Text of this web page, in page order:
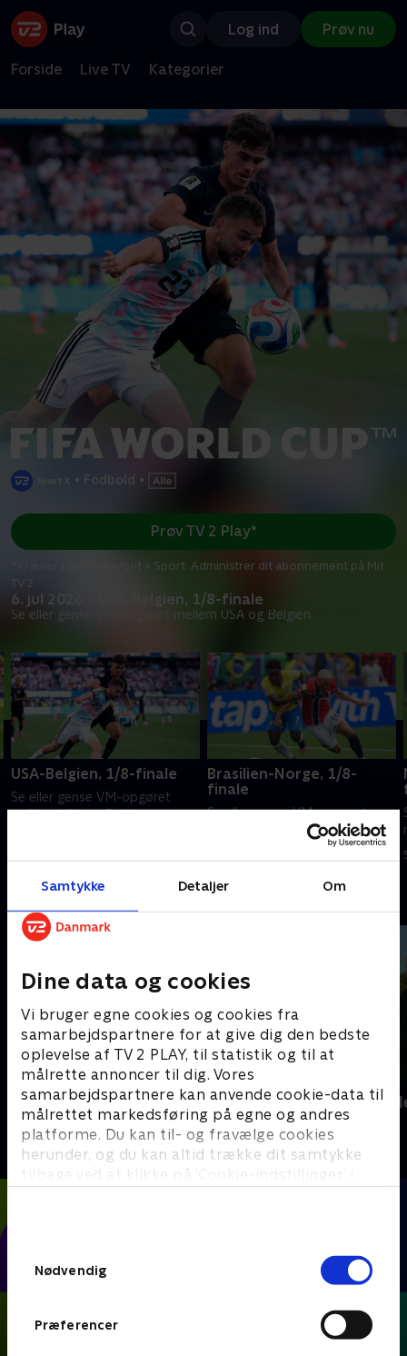
Samtykke Detaljer Om
Dine data og cookies
Vi bruger egne cookies og cookies fra
samarbejdspartnere for at give dig den bedste
oplevelse af TV 2 PLAY, til statistik og til at
målrette annoncer til dig. Vores
samarbejdspartnere kan anvende cookie-data til
målrettet markedsføring på egne og andres
platforme. Du kan til- og fravælge cookies
herunder, og du kan altid trække dit samtykke
tilbage ved at klikke på ’Cookie-indstillinger’ i
Nødvendig
Præferencer
Log ind Prøv nu
Forside Live TV Kategorier
• Fodbold •
6. jul 2026 • USA-Belgien, 1/8-finale
Se eller gense VM-opgøret mellem USA og Belgien.
Prøv TV 2 Play*
*Kræver pakken Favorit + Sport. Administrer dit abonnement på Mit
TV 2.
USA-Belgien, 1/8-finale
Se eller gense VM-opgøret
mellem USA og Belgien.
Brasilien-Norge, 1/8-
finale
Se eller gense VM-opgøret
mellem Brasilien og Norge
Andre så også
Kristoffer Olsson - min vigtigste
kamp
2024 • Fodbold • 22 min
Fodbold